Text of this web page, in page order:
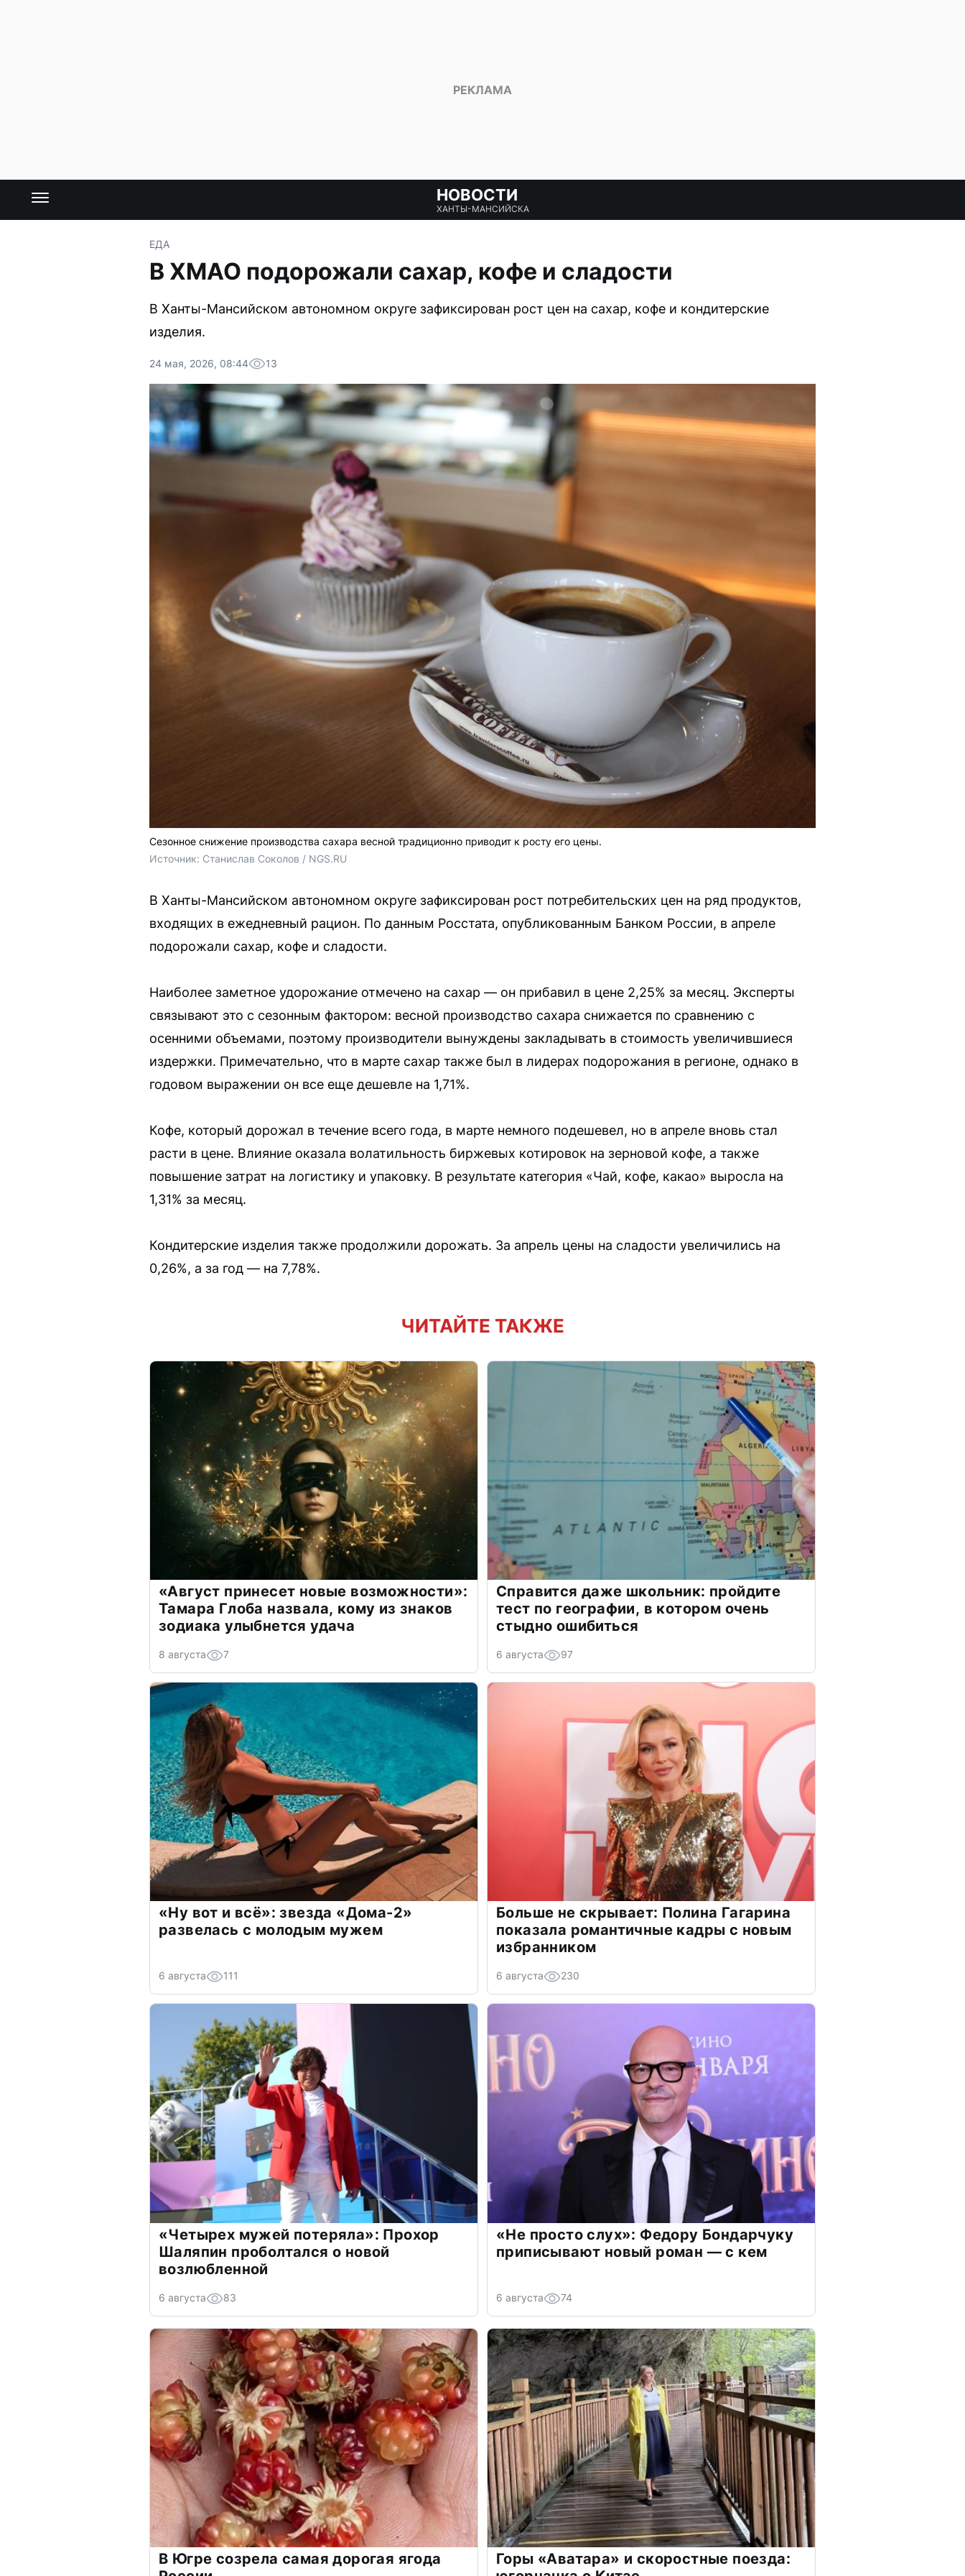
НОВОСТИ
ХАНТЫ-МАНСИЙСКА
ЕДА
В ХМАО подорожали сахар, кофе и сладости
В Ханты-Мансийском автономном округе зафиксирован рост цен на сахар, кофе и кондитерские
изделия.
24 мая, 2026, 08:44 13
Сезонное снижение производства сахара весной традиционно приводит к росту его цены.
Источник: Станислав Соколов / NGS.RU
В Ханты-Мансийском автономном округе зафиксирован рост потребительских цен на ряд продуктов,
входящих в ежедневный рацион. По данным Росстата, опубликованным Банком России, в апреле
подорожали сахар, кофе и сладости.
Наиболее заметное удорожание отмечено на сахар — он прибавил в цене 2,25% за месяц. Эксперты
связывают это с сезонным фактором: весной производство сахара снижается по сравнению с
осенними объемами, поэтому производители вынуждены закладывать в стоимость увеличившиеся
издержки. Примечательно, что в марте сахар также был в лидерах подорожания в регионе, однако в
годовом выражении он все еще дешевле на 1,71%.
Кофе, который дорожал в течение всего года, в марте немного подешевел, но в апреле вновь стал
расти в цене. Влияние оказала волатильность биржевых котировок на зерновой кофе, а также
повышение затрат на логистику и упаковку. В результате категория «Чай, кофе, какао» выросла на
1,31% за месяц.
Кондитерские изделия также продолжили дорожать. За апрель цены на сладости увеличились на
0,26%, а за год — на 7,78%.
ЧИТАЙТЕ ТАКЖЕ
«Август принесет новые возможности»:
Тамара Глоба назвала, кому из знаков
зодиака улыбнется удача
8 августа 7
Справится даже школьник: пройдите
тест по географии, в котором очень
стыдно ошибиться
6 августа 97
«Ну вот и всё»: звезда «Дома-2»
развелась с молодым мужем
6 августа 111
Больше не скрывает: Полина Гагарина
показала романтичные кадры с новым
избранником
6 августа 230
«Четырех мужей потеряла»: Прохор
Шаляпин проболтался о новой
возлюбленной
6 августа 83
«Не просто слух»: Федору Бондарчуку
приписывают новый роман — с кем
6 августа 74
В Югре созрела самая дорогая ягода
Горы «Аватара» и скоростные поезда: